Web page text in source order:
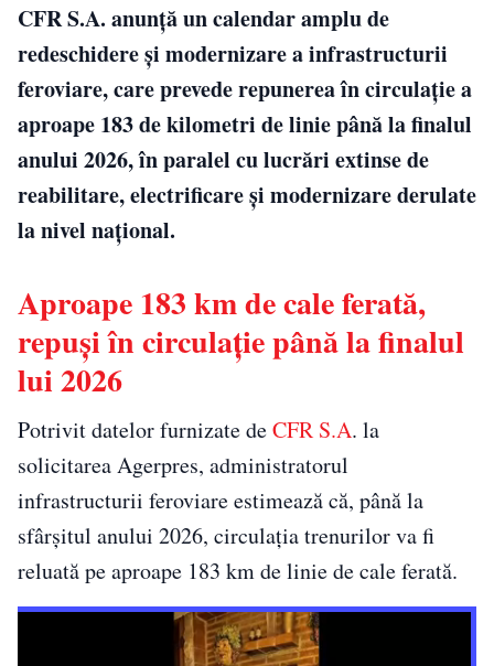
CFR S.A. anunță un calendar amplu de
redeschidere și modernizare a infrastructurii
feroviare, care prevede repunerea în circulație a
aproape 183 de kilometri de linie până la finalul
anului 2026, în paralel cu lucrări extinse de
reabilitare, electrificare și modernizare derulate
la nivel național.
Aproape 183 km de cale ferată,
repuși în circulație până la finalul
lui 2026
Potrivit datelor furnizate deCFR S.A. la
solicitarea Agerpres, administratorul
infrastructurii feroviare estimează că, până la
sfârșitul anului 2026, circulația trenurilor va fi
reluată pe aproape 183 km de linie de cale ferată.